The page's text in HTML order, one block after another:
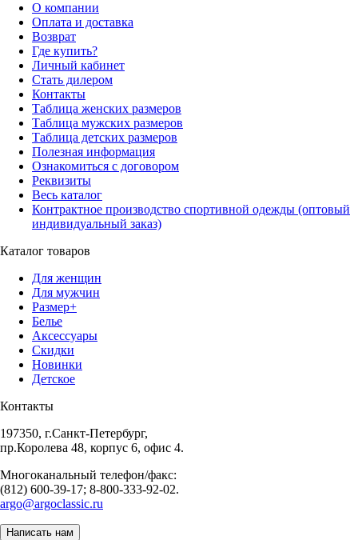
О компании
Оплата и доставка
Возврат
Где купить?
Личный кабинет
Стать дилером
Контакты
Таблица женских размеров
Таблица мужских размеров
Таблица детских размеров
Полезная информация
Ознакомиться с договором
Реквизиты
Весь каталог
Контрактное производство спортивной одежды (оптовый
индивидуальный заказ)
Каталог товаров
Для женщин
Для мужчин
Размер+
Белье
Аксессуары
Скидки
Новинки
Детское
Контакты
197350, г.Санкт-Петербург,
пр.Королева 48, корпус 6, офис 4.
Многоканальный телефон/факс:
(812) 600-39-17; 8-800-333-92-02.
argo@argoclassic.ru
Написать нам